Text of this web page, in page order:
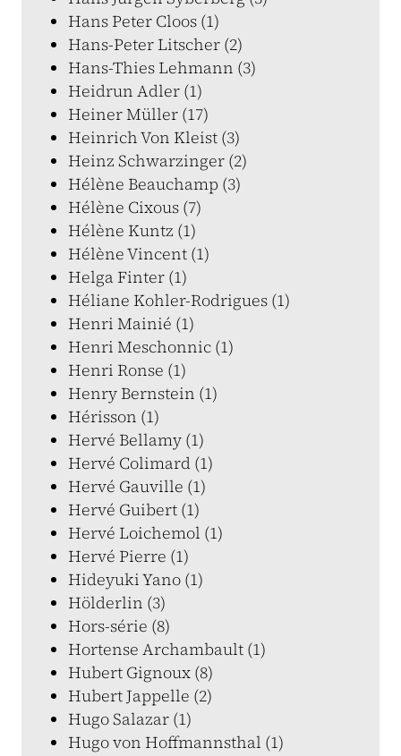
Hans Peter Cloos (1)
Hans-Peter Litscher (2)
Hans-Thies Lehmann (3)
Heidrun Adler (1)
Heiner Müller (17)
Heinrich Von Kleist (3)
Heinz Schwarzinger (2)
Hélène Beauchamp (3)
Hélène Cixous (7)
Hélène Kuntz (1)
Hélène Vincent (1)
Helga Finter (1)
Héliane Kohler-Rodrigues (1)
Henri Mainié (1)
Henri Meschonnic (1)
Henri Ronse (1)
Henry Bernstein (1)
Hérisson (1)
Hervé Bellamy (1)
Hervé Colimard (1)
Hervé Gauville (1)
Hervé Guibert (1)
Hervé Loichemol (1)
Hervé Pierre (1)
Hideyuki Yano (1)
Hölderlin (3)
Hors-série (8)
Hortense Archambault (1)
Hubert Gignoux (8)
Hubert Jappelle (2)
Hugo Salazar (1)
Hugo von Hoffmannsthal (1)